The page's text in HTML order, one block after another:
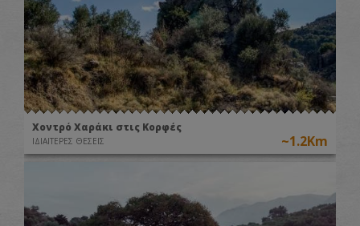
Χοντρό Χαράκι στις Κορφές
ΙΔΙΑΙΤΕΡΕΣ ΘΕΣΕΙΣ ~1.2Km